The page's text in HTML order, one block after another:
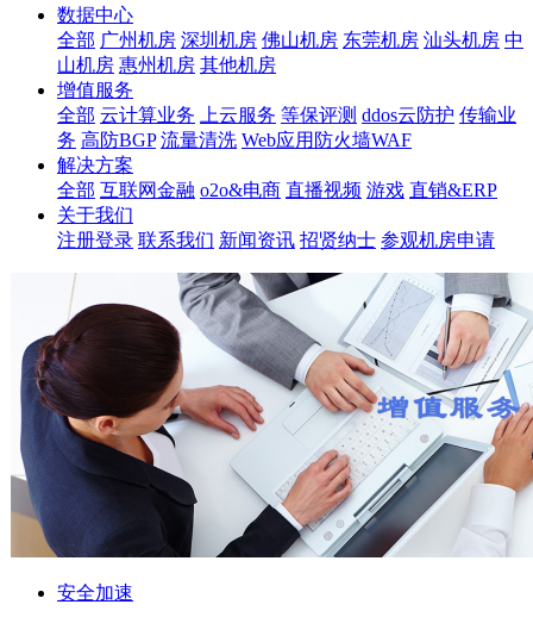
数据中心
全部 广州机房 深圳机房 佛山机房 东莞机房 汕头机房 中
山机房 惠州机房 其他机房
增值服务
全部 云计算业务 上云服务 等保评测 ddos云防护 传输业
务 高防BGP 流量清洗 Web应用防火墙WAF
解决方案
全部 互联网金融 o2o&电商 直播视频 游戏 直销&ERP
关于我们
注册登录 联系我们 新闻资讯 招贤纳士 参观机房申请
安全加速